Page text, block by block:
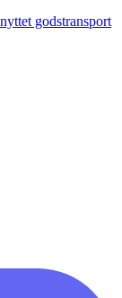
godstransport